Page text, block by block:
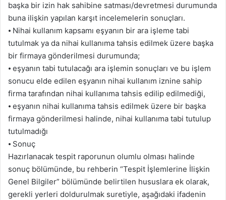
başka bir izin hak sahibine satması/devretmesi durumunda
buna ilişkin yapılan karşıt incelemelerin sonuçları.
⦁ Nihai kullanım kapsamı eşyanın bir ara işleme tabi
tutulmak ya da nihai kullanıma tahsis edilmek üzere başka
bir firmaya gönderilmesi durumunda;
⦁ eşyanın tabi tutulacağı ara işlemin sonuçları ve bu işlem
sonucu elde edilen eşyanın nihai kullanım iznine sahip
firma tarafından nihai kullanıma tahsis edilip edilmediği,
⦁ eşyanın nihai kullanıma tahsis edilmek üzere bir başka
firmaya gönderilmesi halinde, nihai kullanıma tabi tutulup
tutulmadığı
⦁ Sonuç
Hazırlanacak tespit raporunun olumlu olması halinde
sonuç bölümünde, bu rehberin “Tespit İşlemlerine İlişkin
Genel Bilgiler” bölümünde belirtilen hususlara ek olarak,
gerekli yerleri doldurulmak suretiyle, aşağıdaki ifadenin